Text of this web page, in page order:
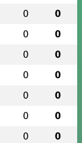
0 0
0 0
0 0
0 0
0 0
0 0
0 0